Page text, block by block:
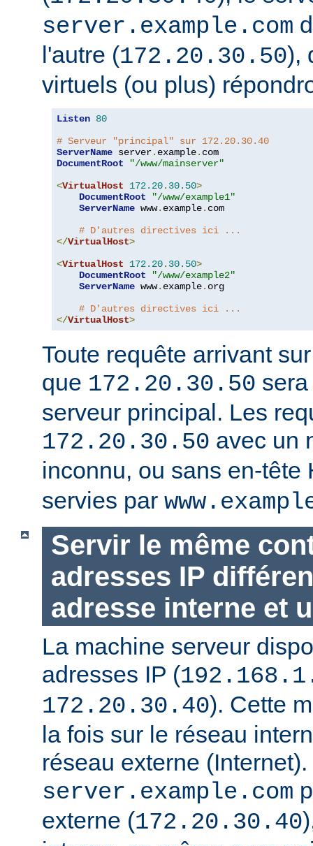
server.example.com
l'autre (172.20.30.50),
virtuels (ou plus)
Listen 80
# Serveur "principal" sur 172.20.30.40
ServerName server. example.
DocumentRoot
"/www/mainserver"
<VirtualHost 172.20. 30.50>
DocumentRoot
"/www/example1"
ServerName www. example. com
# D'autres directives ici ...
</VirtualHost>
<VirtualHost 172.20. 30.50>
DocumentRoot
"/www/example2"
ServerName www. example. org
# D'autres directives ici ...
</VirtualHost>
Toute requête arrivant
que 172.20.30.50
serveur principal. Les
172.20.30.50 avec un
inconnu, ou sans en-tête
servies par
Servir le même
adresses IP
adresse interne et
La machine serveur
adresses IP (
172.20.30.40). Cette
la fois sur le réseau
réseau externe
server.example.com
externe (172.20.30.40